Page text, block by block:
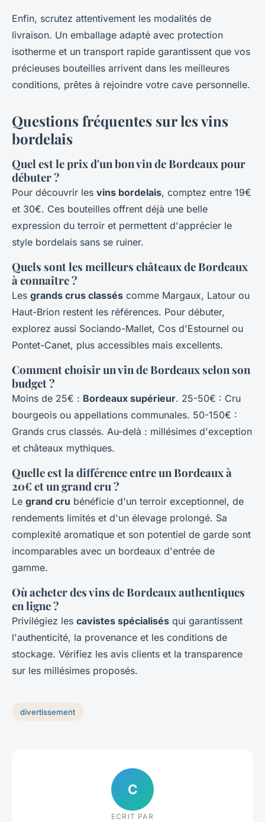
Enfin, scrutez attentivement les modalités de
livraison. Un emballage adapté avec protection
isotherme et un transport rapide garantissent que vos
précieuses bouteilles arrivent dans les meilleures
conditions, prêtes à rejoindre votre cave personnelle.
Questions fréquentes sur les vins
bordelais
Quel est le prix d'un bon vin de Bordeaux pour
débuter ?
Pour découvrir les vins bordelais, comptez entre 19€
et 30€. Ces bouteilles offrent déjà une belle
expression du terroir et permettent d'apprécier le
style bordelais sans se ruiner.
Quels sont les meilleurs châteaux de Bordeaux
à connaître ?
Les grands crus classés comme Margaux, Latour ou
Haut-Brion restent les références. Pour débuter,
explorez aussi Sociando-Mallet, Cos d'Estournel ou
Pontet-Canet, plus accessibles mais excellents.
Comment choisir un vin de Bordeaux selon son
budget ?
Moins de 25€ : Bordeaux supérieur. 25-50€ : Cru
bourgeois ou appellations communales. 50-150€ :
Grands crus classés. Au-delà : millésimes d'exception
et châteaux mythiques.
Quelle est la différence entre un Bordeaux à
20€ et un grand cru ?
Le grand cru bénéficie d'un terroir exceptionnel, de
rendements limités et d'un élevage prolongé. Sa
complexité aromatique et son potentiel de garde sont
incomparables avec un bordeaux d'entrée de
gamme.
Où acheter des vins de Bordeaux authentiques
en ligne ?
Privilégiez les cavistes spécialisés qui garantissent
l'authenticité, la provenance et les conditions de
stockage. Vérifiez les avis clients et la transparence
sur les millésimes proposés.
divertissement
C
ECRIT PAR